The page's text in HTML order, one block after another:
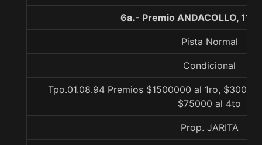
6a.- Premio ANDACOLLO,
Pista Normal
Condicional
Tpo.01.08.94 Premios $1500000 al 1ro,
$75000 al 4to
Prop. JARITA